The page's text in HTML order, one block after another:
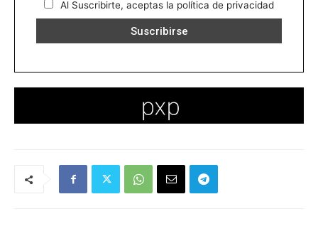
Al Suscribirte, aceptas la política de privacidad